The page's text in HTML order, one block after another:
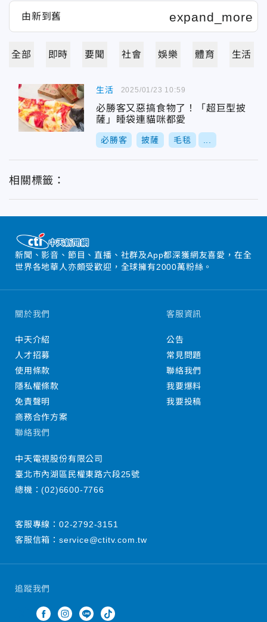
全部 即時 要聞 社會 娛樂 體育 生活
生活
必勝客又惡搞食物了！「超巨型披
薩」睡袋連貓咪都愛
必勝客 披薩 毛毯
2025/01/23 10:59
相關標籤：
新聞、影音、節目、直播、社群及App都深獲網友喜愛，在全
世界各地華人亦頗受歡迎，全球擁有2000萬粉絲。
追蹤我們
關於我們
中天介紹
人才招募
使用條款
隱私權條款
免責聲明
商務合作方案
客服資訊
公告
常見問題
聯絡我們
我要爆料
我要投稿
聯絡我們
中天電視股份有限公司
臺北市內湖區民權東路六段25號
總機：(02)6600-7766
客服專線： 02-2792-3151
客服信箱： service@ctitv.com.tw